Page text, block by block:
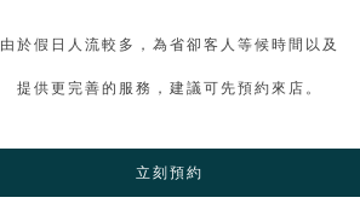
由於假日人流較多，為省卻客人等候時間以及
提供更完善的服務，建議可先預約來店。
立刻預約